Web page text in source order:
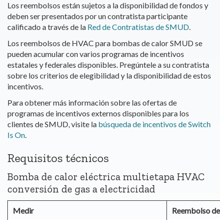
Los reembolsos están sujetos a la disponibilidad de fondos y
deben ser presentados por un contratista participante
calificado a través de la Red de Contratistas de SMUD.
Los reembolsos de HVAC para bombas de calor SMUD se
pueden acumular con varios programas de incentivos
estatales y federales disponibles. Pregúntele a su contratista
sobre los criterios de elegibilidad y la disponibilidad de estos
incentivos.
Para obtener más información sobre las ofertas de
programas de incentivos externos disponibles para los
clientes de SMUD, visite la búsqueda de incentivos de Switch
Is On.
Requisitos técnicos
Bomba de calor eléctrica multietapa HVAC
conversión de gas a electricidad
Medir Reembolso